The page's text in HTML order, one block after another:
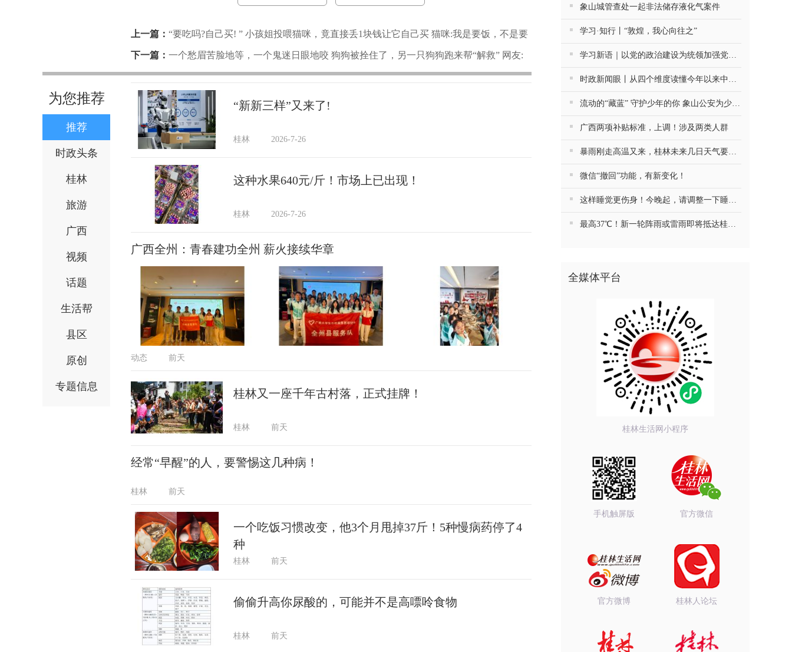
上一篇： “要吃吗?自己买! ” 小孩姐投喂猫咪，竟直接丢1块钱让它自己买 猫咪:我是要饭，不是要
饭的!
下一篇： 一个愁眉苦脸地等，一个鬼迷日眼地咬 狗狗被拴住了，另一只狗狗跑来帮“解救” 网友:
这么有情有义，再找根绳把它俩栓一块
为您推荐
推荐
时政头条
桂林
旅游
广西
视频
话题
生活帮
县区
原创
专题信息
“新新三样”又来了!
桂林 2026-7-26
这种水果640元/斤！市场上已出现！
桂林 2026-7-26
广西全州：青春建功全州 薪火接续华章
动态 前天
桂林又一座千年古村落，正式挂牌！
桂林 前天
经常“早醒”的人，要警惕这几种病！
桂林 前天
一个吃饭习惯改变，他3个月甩掉37斤！5种慢病药停了4
种
桂林 前天
偷偷升高你尿酸的，可能并不是高嘌呤食物
桂林 前天
象山城管查处一起非法储存液化气案件
学习·知行丨“敦煌，我心向往之”
学习新语｜以党的政治建设为统领加强党的各方面建设
时政新闻眼丨从四个维度读懂今年以来中国元首外交
流动的“藏蓝” 守护少年的你 象山公安为少年筑牢暑期平安防线
广西两项补贴标准，上调！涉及两类人群
暴雨刚走高温又来，桂林未来几日天气要注意防火……
微信“撤回”功能，有新变化！
这样睡觉更伤身！今晚起，请调整一下睡觉习惯
最高37℃！新一轮阵雨或雷雨即将抵达桂林！
全媒体平台
桂林生活网小程序
手机触屏版 官方微信
官方微博 桂林人论坛